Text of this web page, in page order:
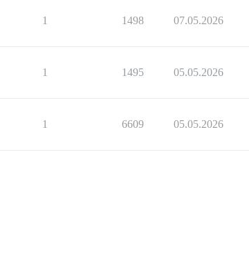
1 1498 07.05.2026
1 1495 05.05.2026
1 6609 05.05.2026